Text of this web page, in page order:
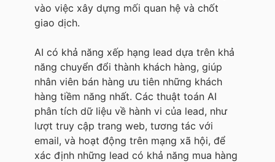
vào việc xây dựng mối quan hệ và chốt
giao dịch.
AI có khả năng xếp hạng lead dựa trên khả
năng chuyển đổi thành khách hàng, giúp
nhân viên bán hàng ưu tiên những khách
hàng tiềm năng nhất. Các thuật toán AI
phân tích dữ liệu về hành vi của lead, như
lượt truy cập trang web, tương tác với
email, và hoạt động trên mạng xã hội, để
xác định những lead có khả năng mua hàng